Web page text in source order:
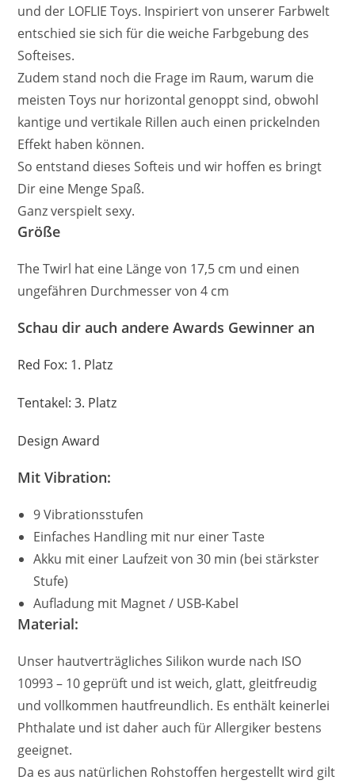
und der LOFLIE Toys. Inspiriert von unserer Farbwelt
entschied sie sich für die weiche Farbgebung des
Softeises.
Zudem stand noch die Frage im Raum, warum die
meisten Toys nur horizontal genoppt sind, obwohl
kantige und vertikale Rillen auch einen prickelnden
Effekt haben können.
So entstand dieses Softeis und wir hoffen es bringt
Dir eine Menge Spaß.
Ganz verspielt sexy.
Größe
The Twirl hat eine Länge von 17,5 cm und einen
ungefähren Durchmesser von 4 cm
Schau dir auch andere Awards Gewinner an
Red Fox: 1. Platz
Tentakel: 3. Platz
Design Award
Mit Vibration:
9 Vibrationsstufen
Einfaches Handling mit nur einer Taste
Akku mit einer Laufzeit von 30 min (bei stärkster
Stufe)
Aufladung mit Magnet / USB-Kabel
Material:
Unser hautverträgliches Silikon wurde nach ISO
10993 – 10 geprüft und ist weich, glatt, gleitfreudig
und vollkommen hautfreundlich. Es enthält keinerlei
Phthalate und ist daher auch für Allergiker bestens
geeignet.
Da es aus natürlichen Rohstoffen hergestellt wird gilt